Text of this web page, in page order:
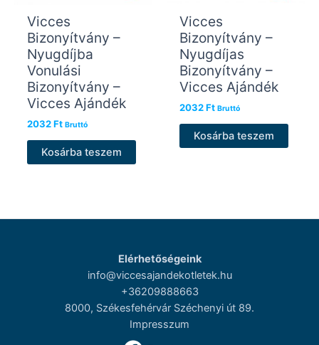
Vicces
Bizonyítvány –
Nyugdíjba
Vonulási
Bizonyítvány –
Vicces Ajándék
2032Ft Bruttó
Kosárba teszem
Vicces
Bizonyítvány –
Nyugdíjas
Bizonyítvány –
Vicces Ajándék
2032Ft Bruttó
Kosárba teszem
Elérhetőségeink
info@viccesajandekotletek.hu
+36209888663
8000, Székesfehérvár Széchenyi út 89.
Impresszum